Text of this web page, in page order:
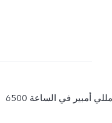
6500 مللي أمبير في الساعة